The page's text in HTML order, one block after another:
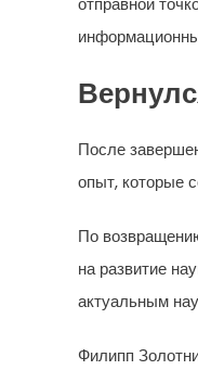
После
опыт, которые
По
на развитие
актуальным
Филипп